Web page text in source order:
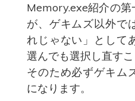
Memory.exe紹介の第
が、ゲキムズ以外で
れじゃない」として
選んでも選択し直すこ
そのため必ずゲキム
になります。